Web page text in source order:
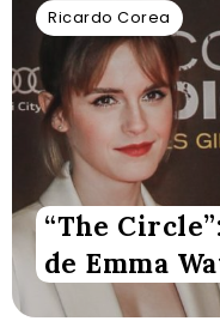
Ricardo Corea
“The
de Emma